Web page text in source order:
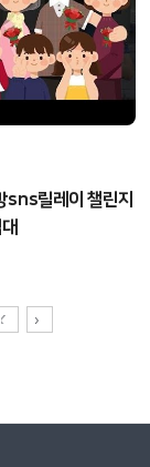
sns릴레이 챌린지